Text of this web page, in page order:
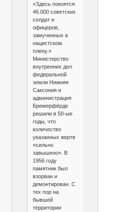
«Здесь покоятся
46.000 советских
солдат и
офицеров,
замученных в
нацистском
плену.»
Министерство
внутренних дел
федеральной
земли Нижняя
Саксония и
администрация
Бремерфёрде
решили в 50-ые
годы, что
количество
указанных жертв
«сильно
завышено». В
1956 году
памятник был
взорван и
демонтирован. С
тех пор на
бывшей
территории